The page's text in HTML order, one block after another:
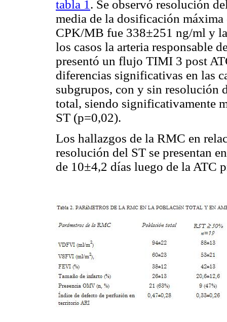
tabla 1 . Se observó resolución
media de la dosificación
CPK/MB fue 338±251 ng/ml y
los casos la arteria responsable
presentó un flujo TIMI 3 post
diferencias significativas en las
subgrupos, con y sin resolución
total, siendo significativamente
ST (p=0,02).
Los hallazgos de la RMC en
resolución del ST se presentan
de 10±4,2 días luego de la ATC